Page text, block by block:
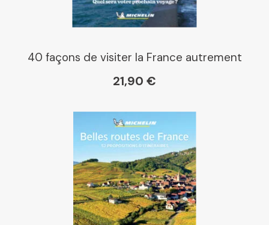
40 façons de visiter la France autrement
21,90 €